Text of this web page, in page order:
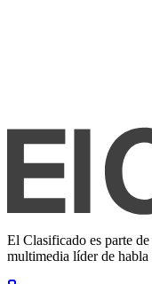
El Clasificado es parte
multimedia líder de